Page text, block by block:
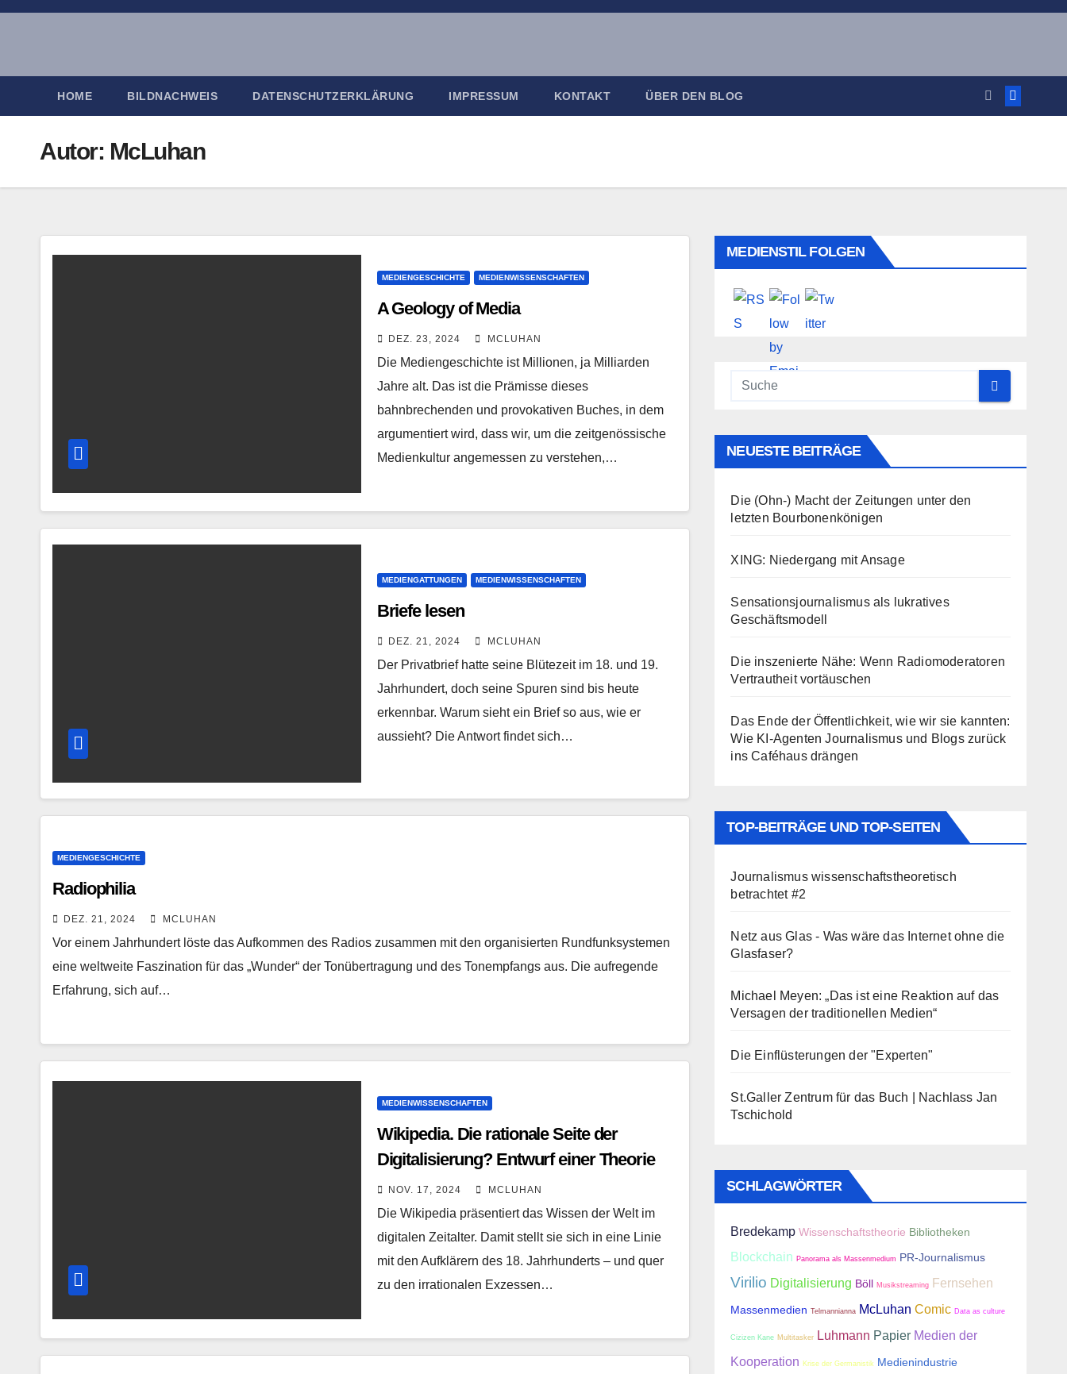
Zum
HOME BILDNACHWEIS DATENSCHUTZERKLÄRUNG IMPRESSUM KONTAKT ÜBER DEN BLOG
Autor: McLuhan
MEDIENGESCHICHTE MEDIENWISSENSCHAFTEN
A Geology of Media
DEZ. 23, 2024 MCLUHAN
Die Mediengeschichte ist Millionen, ja Milliarden
Jahre alt. Das ist die Prämisse dieses
bahnbrechenden und provokativen Buches, in dem
argumentiert wird, dass wir, um die zeitgenössische
Medienkultur angemessen zu verstehen,…
MEDIENGATTUNGEN MEDIENWISSENSCHAFTEN
Briefe lesen
DEZ. 21, 2024 MCLUHAN
Der Privatbrief hatte seine Blütezeit im 18. und 19.
Jahrhundert, doch seine Spuren sind bis heute
erkennbar. Warum sieht ein Brief so aus, wie er
aussieht? Die Antwort findet sich…
MEDIENGESCHICHTE
Radiophilia
DEZ. 21, 2024 MCLUHAN
Vor einem Jahrhundert löste das Aufkommen des Radios zusammen mit den organisierten Rundfunksystemen
eine weltweite Faszination für das „Wunder“ der Tonübertragung und des Tonempfangs aus. Die aufregende
Erfahrung, sich auf…
MEDIENWISSENSCHAFTEN
Wikipedia. Die rationale Seite der
Digitalisierung? Entwurf einer Theorie
NOV. 17, 2024 MCLUHAN
Die Wikipedia präsentiert das Wissen der Welt im
digitalen Zeitalter. Damit stellt sie sich in eine Linie
mit den Aufklärern des 18. Jahrhunderts – und quer
zu den irrationalen Exzessen…
MEDIENSTIL FOLGEN
NEUESTE BEITRÄGE
Die (Ohn-) Macht der Zeitungen unter den
letzten Bourbonenkönigen
XING: Niedergang mit Ansage
Sensationsjournalismus als lukratives
Geschäftsmodell
Die inszenierte Nähe: Wenn Radiomoderatoren
Vertrautheit vortäuschen
Das Ende der Öffentlichkeit, wie wir sie kannten:
Wie KI-Agenten Journalismus und Blogs zurück
ins Caféhaus drängen
TOP-BEITRÄGE UND TOP-SEITEN
Journalismus wissenschaftstheoretisch
betrachtet #2
Netz aus Glas - Was wäre das Internet ohne die
Glasfaser?
Michael Meyen: „Das ist eine Reaktion auf das
Versagen der traditionellen Medien“
Die Einflüsterungen der "Experten"
St.Galler Zentrum für das Buch | Nachlass Jan
Tschichold
SCHLAGWÖRTER
Bredekamp Wissenschaftstheorie Bibliotheken
Blockchain Panorama als Massenmedium PR-Journalismus
Virilio Digitalisierung Böll Musikstreaming Fernsehen
Massenmedien Telmannianna McLuhan Comic Data as culture
Cizizen Kane Multitasker Luhmann Papier Medien der
Kooperation Krise der Germanistik Medienindustrie